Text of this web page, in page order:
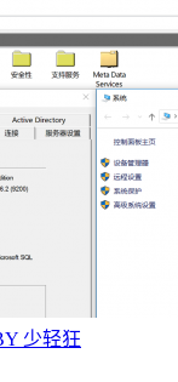
少轻狂